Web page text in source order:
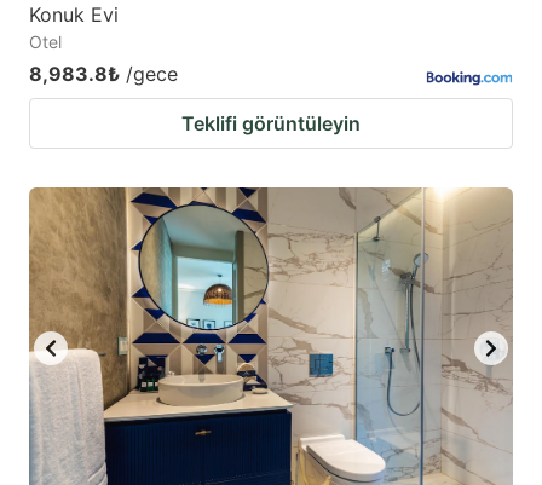
Konuk Evi
Otel
8,983.8₺ /gece
Teklifi görüntüleyin